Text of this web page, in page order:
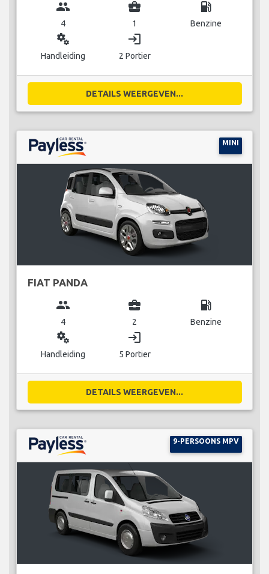
group
4
business_center
1
local_gas_station
Benzine
miscellaneous_services
Handleiding
login
2 Portier
DETAILS WEERGEVEN...
MINI
FIAT PANDA
group
4
business_center
2
local_gas_station
Benzine
miscellaneous_services
Handleiding
login
5 Portier
DETAILS WEERGEVEN...
9-PERSOONS MPV